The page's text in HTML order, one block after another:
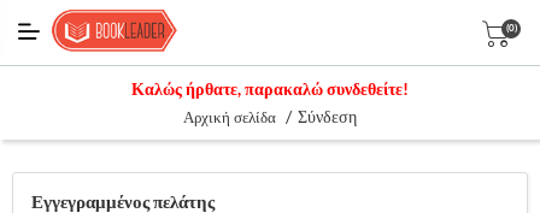
(0)
Καλώς ήρθατε, παρακαλώ συνδεθείτε!
Αρχική σελίδα / Σύνδεση
Εγγεγραμμένος πελάτης